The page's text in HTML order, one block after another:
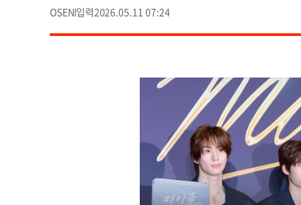
OSEN 2026.05.11 07:24